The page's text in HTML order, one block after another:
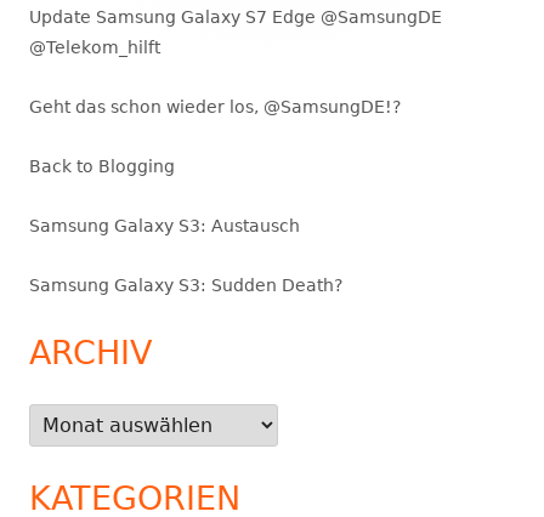
Update Samsung Galaxy S7 Edge @SamsungDE
@Telekom_hilft
Geht das schon wieder los, @SamsungDE!?
Back to Blogging
Samsung Galaxy S3: Austausch
Samsung Galaxy S3: Sudden Death?
ARCHIV
Archiv
KATEGORIEN